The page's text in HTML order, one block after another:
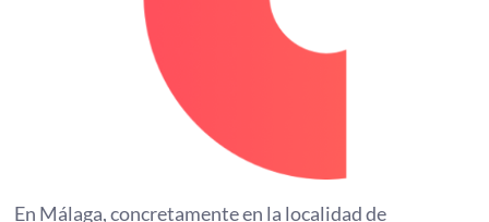
En Málaga, concretamente en la localidad de